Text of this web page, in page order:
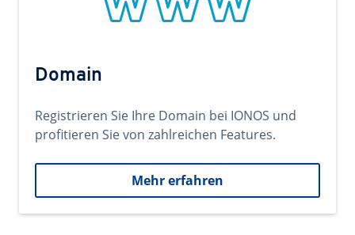
Domain
Registrieren Sie Ihre Domain bei IONOS und
profitieren Sie von zahlreichen Features.
Mehr erfahren